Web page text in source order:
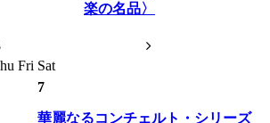
楽の名品〉
Fri Sat
7
華麗なるコンチェルト・シリーズ